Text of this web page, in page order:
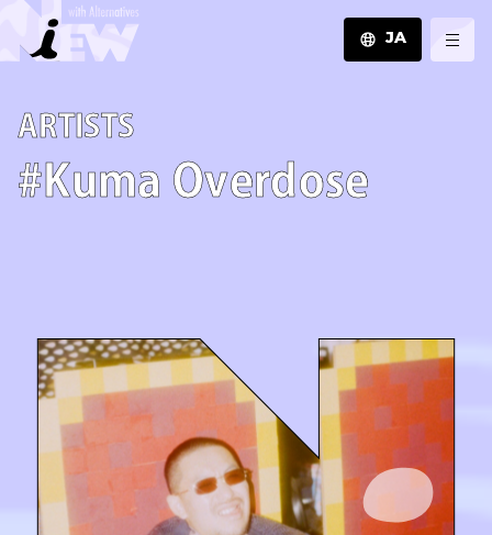
JA
A­R­T­I­S­T­S
#Kuma Overdose